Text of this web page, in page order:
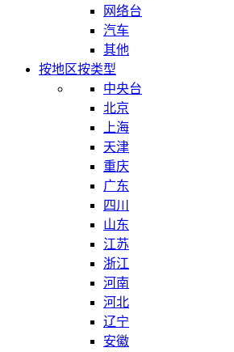
网络台
汽车
其他
按地区按类型
中央台
北京
上海
天津
重庆
广东
四川
山东
江苏
浙江
河南
河北
辽宁
安徽